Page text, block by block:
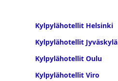
Kylpylähotellit Helsinki
Kylpylähotellit Jyväskylä
Kylpylähotellit Oulu
Kylpylähotellit Viro